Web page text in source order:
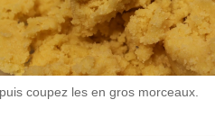
coupez les en gros morceaux.